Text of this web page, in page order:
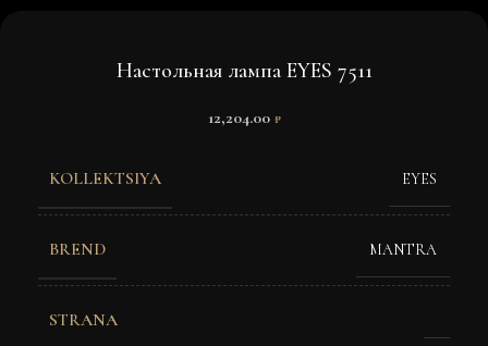
Настольная лампа EYES 7511
12,204.00 ₽
KOLLEKTSIYA EYES
BREND MANTRA
STRANA